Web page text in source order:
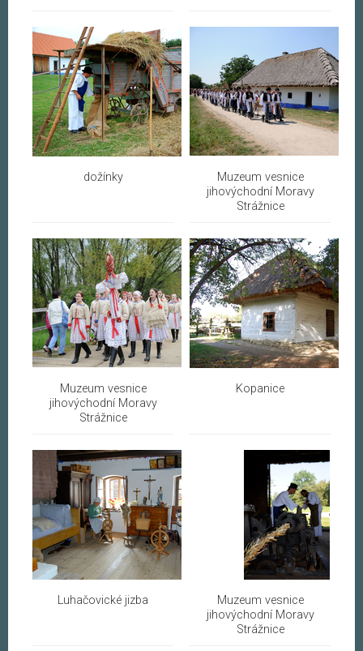
dožínky
Muzeum vesnice
jihovýchodní Moravy
Strážnice
Muzeum vesnice
jihovýchodní Moravy
Strážnice
Kopanice
Luhačovické jizba
Muzeum vesnice
jihovýchodní Moravy
Strážnice